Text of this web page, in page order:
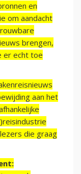
en
om aandacht
brengen,
er echt toe
aan het
die graag